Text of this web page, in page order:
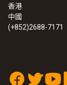
香港
中國
(+852)2688-7171